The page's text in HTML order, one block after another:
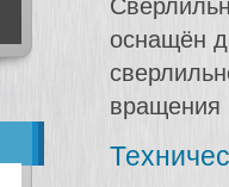
микроударные для
подрозетников
оснащён
вращения